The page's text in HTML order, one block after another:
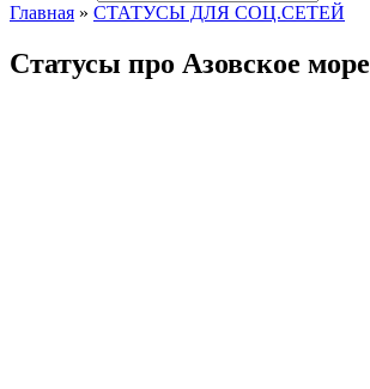
Главная » СТАТУСЫ ДЛЯ СОЦ.СЕТЕЙ
Статусы про Азовское море